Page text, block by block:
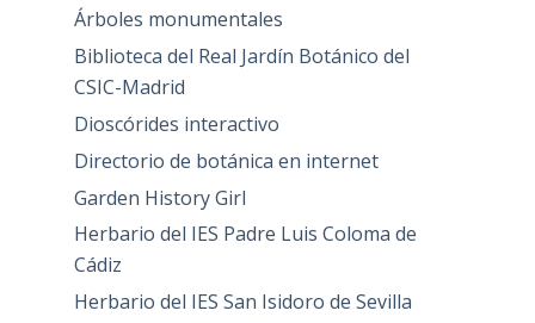
Árboles monumentales
Biblioteca del Real Jardín Botánico del
CSIC-Madrid
Dioscórides interactivo
Directorio de botánica en internet
Garden History Girl
Herbario del IES Padre Luis Coloma de
Cádiz
Herbario del IES San Isidoro de Sevilla